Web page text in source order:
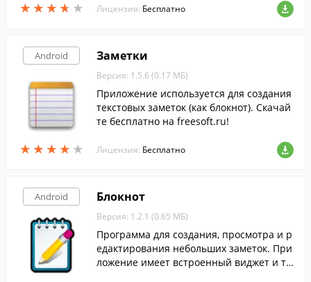
★ ★ ★ ★ ★
★ ★ ★ ★ ★
е их при помощи облачного хранилищ
Лицензия: Бесплатно
Android
★ ★ ★ ★ ★
★ ★ ★ ★ ★
Заметки
Версия: 1.5.6 (0.17 МБ)
Приложение используется для создания
текстовых заметок (как блокнот). Скачай
те бесплатно на freesoft.ru!
Лицензия: Бесплатно
Android Блокнот
Версия: 1.2.1 (0.65 МБ)
Программа для создания, просмотра и р
едактирования небольших заметок. При
ложение имеет встроенный виджет и та